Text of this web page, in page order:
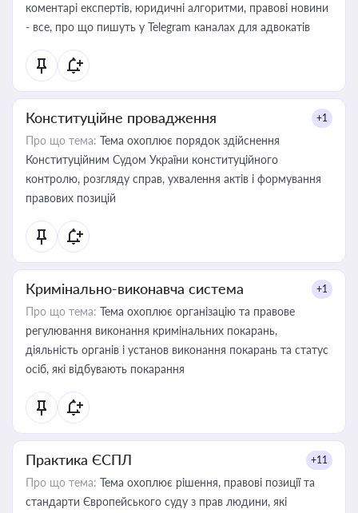
коментарі експертів, юридичні алгоритми, правові новини
- все, про що пишуть у Telegram каналах для адвокатів
Конституційне провадження +1
Про що тема: Тема охоплює порядок здійснення
Конституційним Судом України конституційного
контролю, розгляду справ, ухвалення актів і формування
правових позицій
Кримінально-виконавча система +1
Про що тема: Тема охоплює організацію та правове
регулювання виконання кримінальних покарань,
діяльність органів і установ виконання покарань та статус
осіб, які відбувають покарання
Практика ЄСПЛ +11
Про що тема: Тема охоплює рішення, правові позиції та
стандарти Європейського суду з прав людини, які